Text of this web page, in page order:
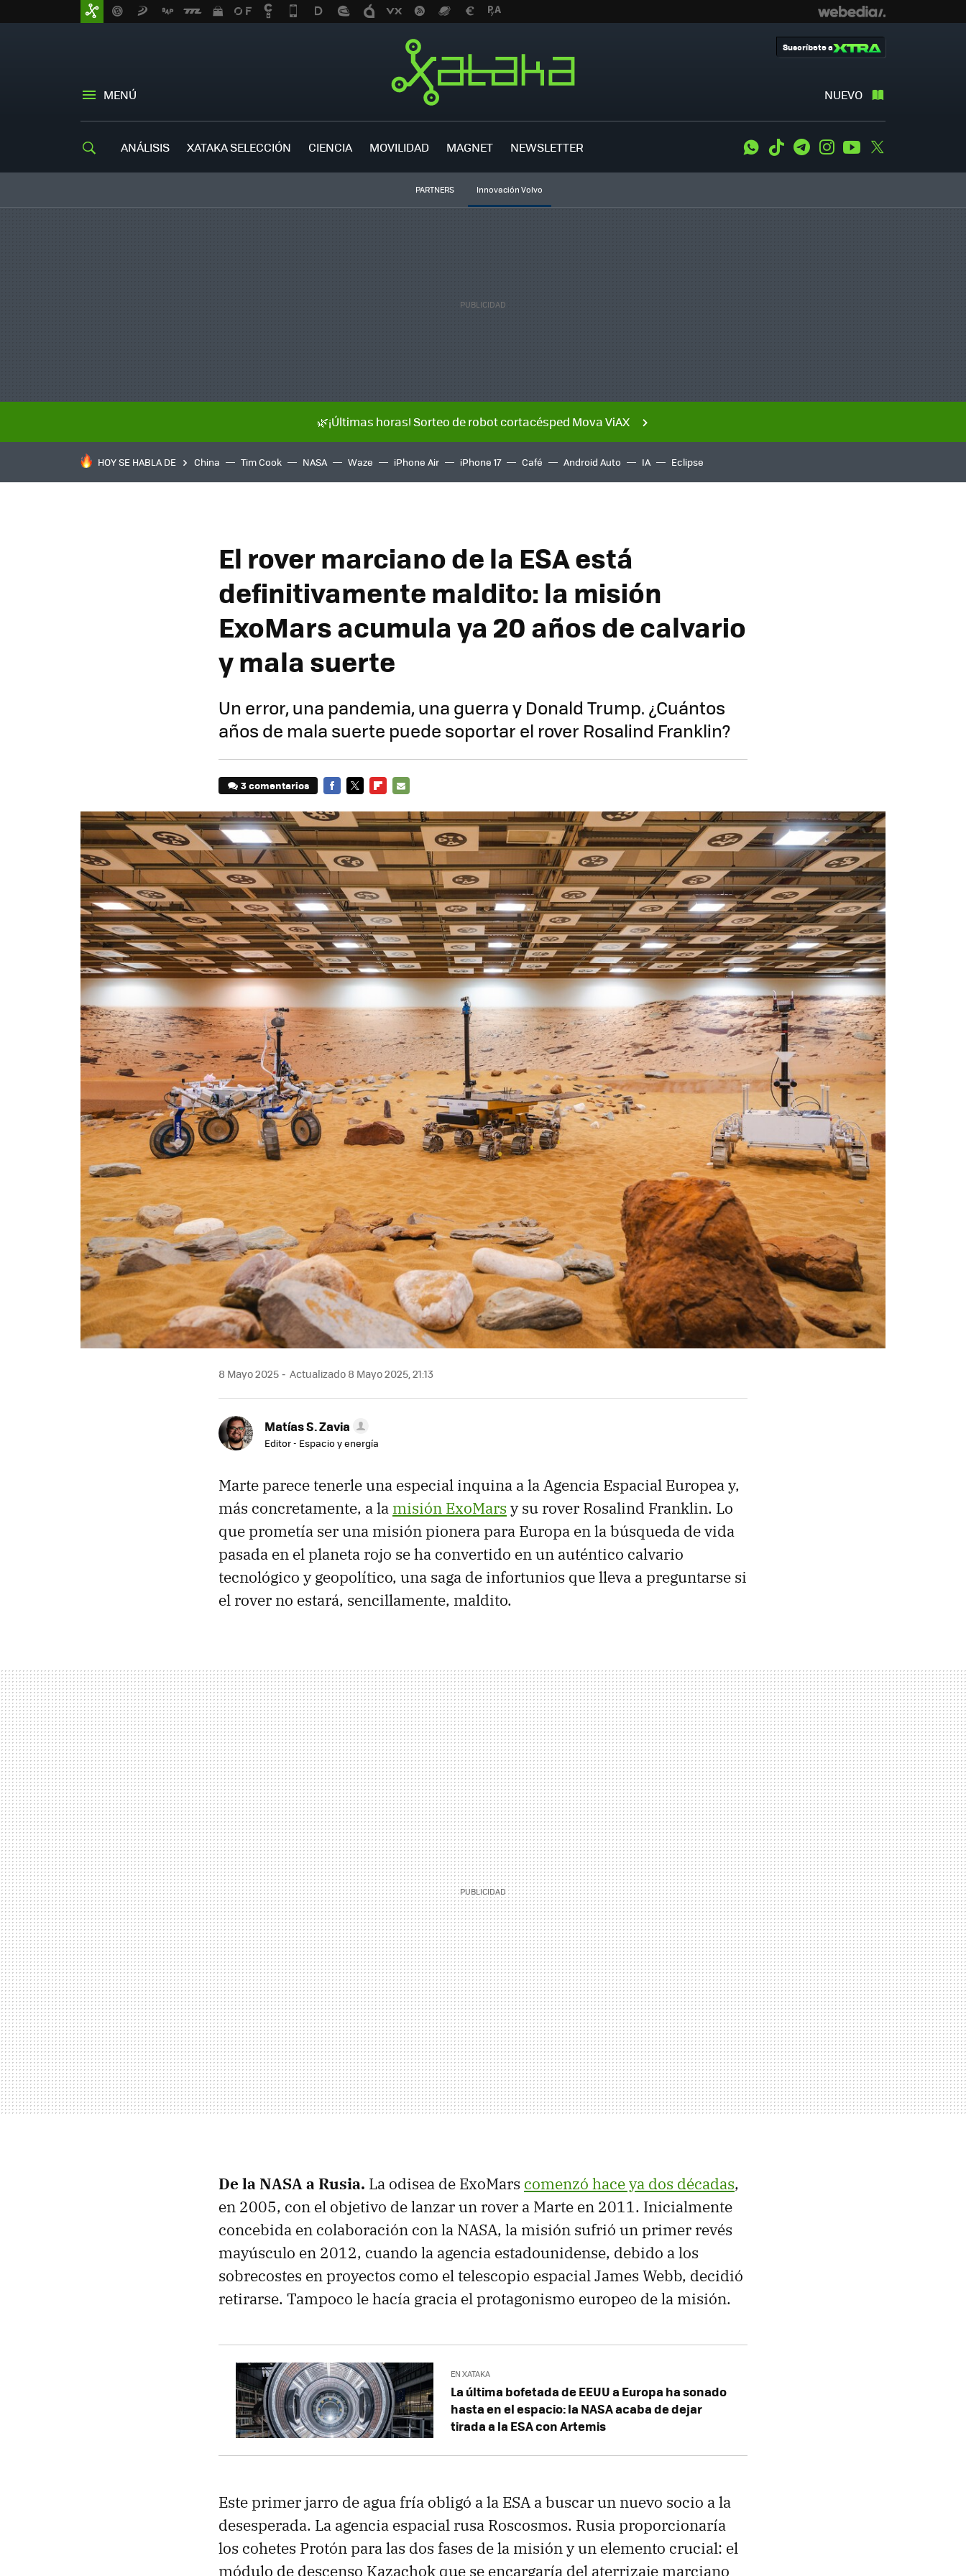
MENÚ NUEVO
Suscríbete a
ANÁLISIS XATAKA SELECCIÓN CIENCIA MOVILIDAD MAGNET NEWSLETTER WhatsApp
Tiktok TelegramInstagramYoutube
PARTNERS Innovación Volvo
🌿¡Últimas horas! Sorteo de robot cortacésped Mova ViAX
HOY SE HABLA DE China Tim Cook NASA Waze iPhone Air iPhone 17 Café Android Auto IA Eclipse
El rover marciano de la ESA está
definitivamente maldito: la misión
ExoMars acumula ya 20 años de calvario
y mala suerte
Un error, una pandemia, una guerra y Donald Trump. ¿Cuántos
años de mala suerte puede soportar el rover Rosalind Franklin?
3 comentarios
MAIL
8 Mayo 2025 Actualizado 8 Mayo 2025, 21:13
Matías S. Zavia
Editor - Espacio y energía
Marte parece tenerle una especial inquina a la Agencia Espacial Europea y,
más concretamente, a la misión ExoMars y su rover Rosalind Franklin. Lo
que prometía ser una misión pionera para Europa en la búsqueda de vida
pasada en el planeta rojo se ha convertido en un auténtico calvario
tecnológico y geopolítico, una saga de infortunios que lleva a preguntarse si
el rover no estará, sencillamente, maldito.
De la NASA a Rusia. La odisea de ExoMars comenzó hace ya dos décadas,
en 2005, con el objetivo de lanzar un rover a Marte en 2011. Inicialmente
concebida en colaboración con la NASA, la misión sufrió un primer revés
mayúsculo en 2012, cuando la agencia estadounidense, debido a los
sobrecostes en proyectos como el telescopio espacial James Webb, decidió
retirarse. Tampoco le hacía gracia el protagonismo europeo de la misión.
EN XATAKA
La última bofetada de EEUU a Europa ha sonado
hasta en el espacio: la NASA acaba de dejar
tirada a la ESA con Artemis
Este primer jarro de agua fría obligó a la ESA a buscar un nuevo socio a la
desesperada. La agencia espacial rusa Roscosmos. Rusia proporcionaría
los cohetes Protón para las dos fases de la misión y un elemento crucial: el
módulo de descenso Kazachok que se encargaría del aterrizaje marciano